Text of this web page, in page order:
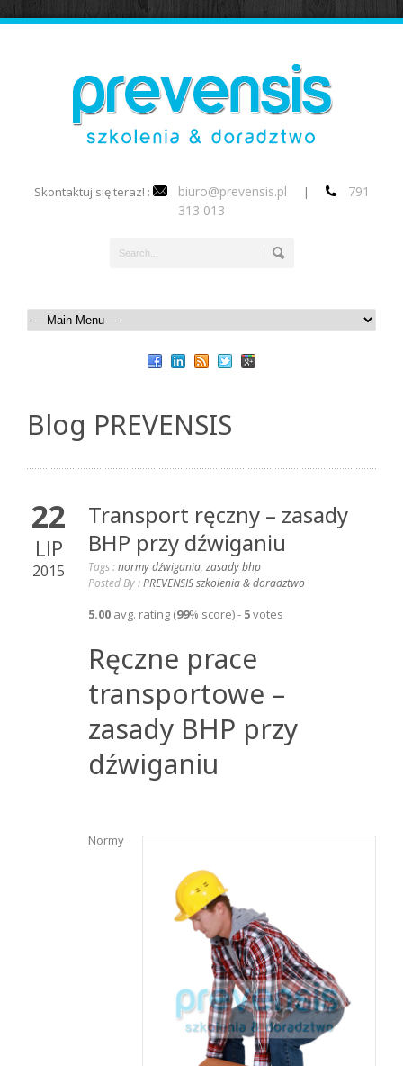
Skontaktuj się teraz! : biuro@prevensis.pl |
791
313 013
Blog PREVENSIS
22
LIP
2015
Transport ręczny – zasady
BHP przy dźwiganiu
Tags :normy dźwigania, zasady bhp
Posted By :PREVENSIS szkolenia & doradztwo
5.00 avg. rating (99% score) - 5votes
Ręczne prace
transportowe –
zasady BHP przy
dźwiganiu
Normy